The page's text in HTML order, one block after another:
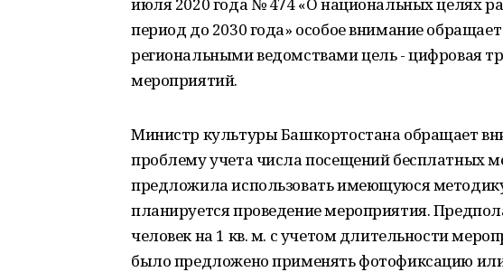
период до 2030 года» особое внимание
региональными ведомствами цель - цифровая
мероприятий.
Министр культуры Башкортостана обращает
проблему учета числа посещений бесплатных
предложила использовать имеющуюся
планируется проведение мероприятия.
человек на 1 кв. м. с учетом длительности
было предложено применять фотофиксацию